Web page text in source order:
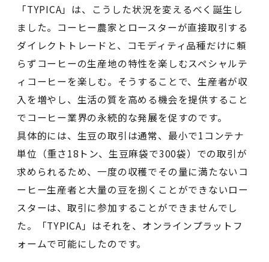
「TYPICA」は、こうした状況を変えるべく誕生し
ました。コーヒー農家とロースターが直接取引する
ダイレクトトレードと、コモディティ品種だけに頼
らずコーヒーの生産地の特性を楽しむスペシャルテ
ィコーヒーを楽しむ。そうすることで、生産者が収
入を増やし、生活の質を高める機会を提供すること
でコーヒー業界の永続的な発展を促すのです。
具体的には、生豆の取引は通常、最小で1コンテナ
単位（重さ18トン、生豆麻袋で300袋）での取引が
求められるため、一度の収穫でその量に満たないコ
ーヒー生産者と大量の豆を捌くことができないロー
スターは、取引に参加することができませんでし
た。「TYPICA」はそれを、オンラインプラットフ
ォームで可能にしたのです。